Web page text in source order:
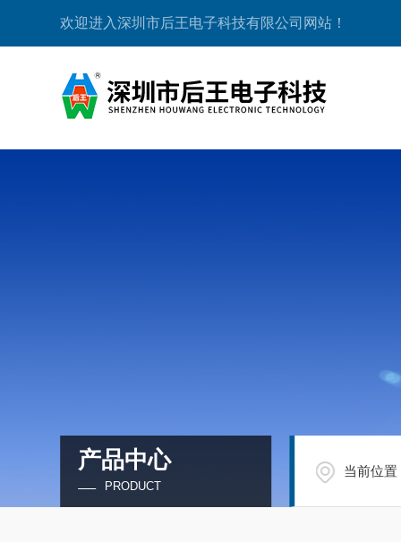
欢迎进入深圳市后王电子科技有限公司网站！
产品中心
PRODUCT
当前位置